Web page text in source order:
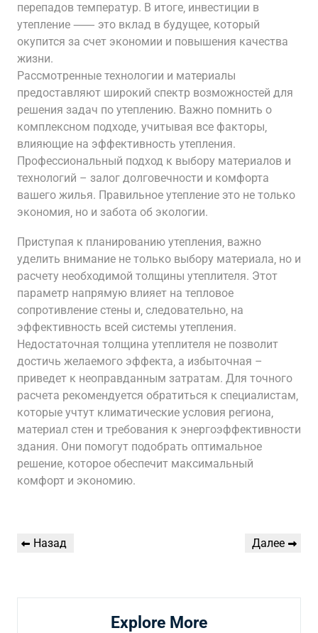
перепадов температур. В итоге‚ инвестиции в
утепление ⸺ это вклад в будущее‚ который
окупится за счет экономии и повышения качества
жизни.
Рассмотренные технологии и материалы
предоставляют широкий спектр возможностей для
решения задач по утеплению. Важно помнить о
комплексном подходе‚ учитывая все факторы‚
влияющие на эффективность утепления.
Профессиональный подход к выбору материалов и
технологий – залог долговечности и комфорта
вашего жилья. Правильное утепление это не только
экономия‚ но и забота об экологии.
Приступая к планированию утепления‚ важно
уделить внимание не только выбору материала‚ но и
расчету необходимой толщины утеплителя. Этот
параметр напрямую влияет на тепловое
сопротивление стены и‚ следовательно‚ на
эффективность всей системы утепления.
Недостаточная толщина утеплителя не позволит
достичь желаемого эффекта‚ а избыточная –
приведет к неоправданным затратам. Для точного
расчета рекомендуется обратиться к специалистам‚
которые учтут климатические условия региона‚
материал стен и требования к энергоэффективности
здания. Они помогут подобрать оптимальное
решение‚ которое обеспечит максимальный
комфорт и экономию.
Навигация
Предыдущая
Назад
Следующая
Далее
Explore More